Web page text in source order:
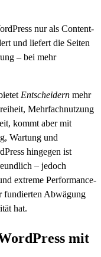
nur als Content-
und liefert die Seiten
– bei mehr
Entscheidern mehr
Mehrfachnutzung
kommt aber mit
Wartung und
hingegen ist
– jedoch
extreme Performance-
fundierten Abwägung
hat.
mit